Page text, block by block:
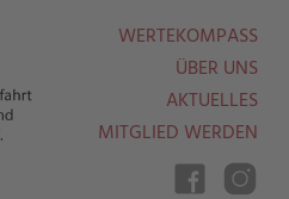
WERTEKOMPASS
ÜBER UNS
AKTUELLES
MITGLIED WERDEN